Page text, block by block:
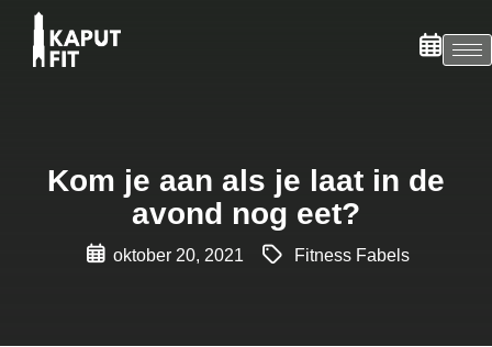
Kom je aan als je laat in de
avond nog eet?
oktober 20, 2021 Fitness Fabels